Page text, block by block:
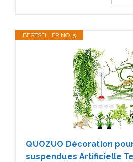
BESTSELLER NO. 5
QUOZUO Décoration
suspendues Artificielle